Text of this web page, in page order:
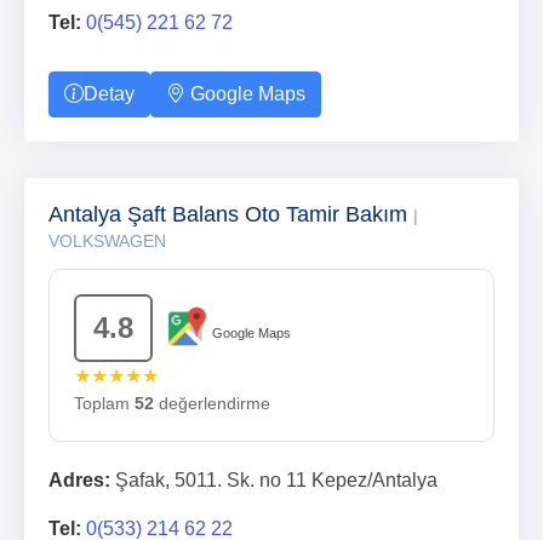
Tel: 0(545) 221 62 72
Detay Google Maps
Antalya Şaft Balans Oto Tamir Bakım |
VOLKSWAGEN
4.8 Google Maps
★★★★★
Toplam 52 değerlendirme
Adres: Şafak, 5011. Sk. no 11 Kepez/Antalya
Tel: 0(533) 214 62 22